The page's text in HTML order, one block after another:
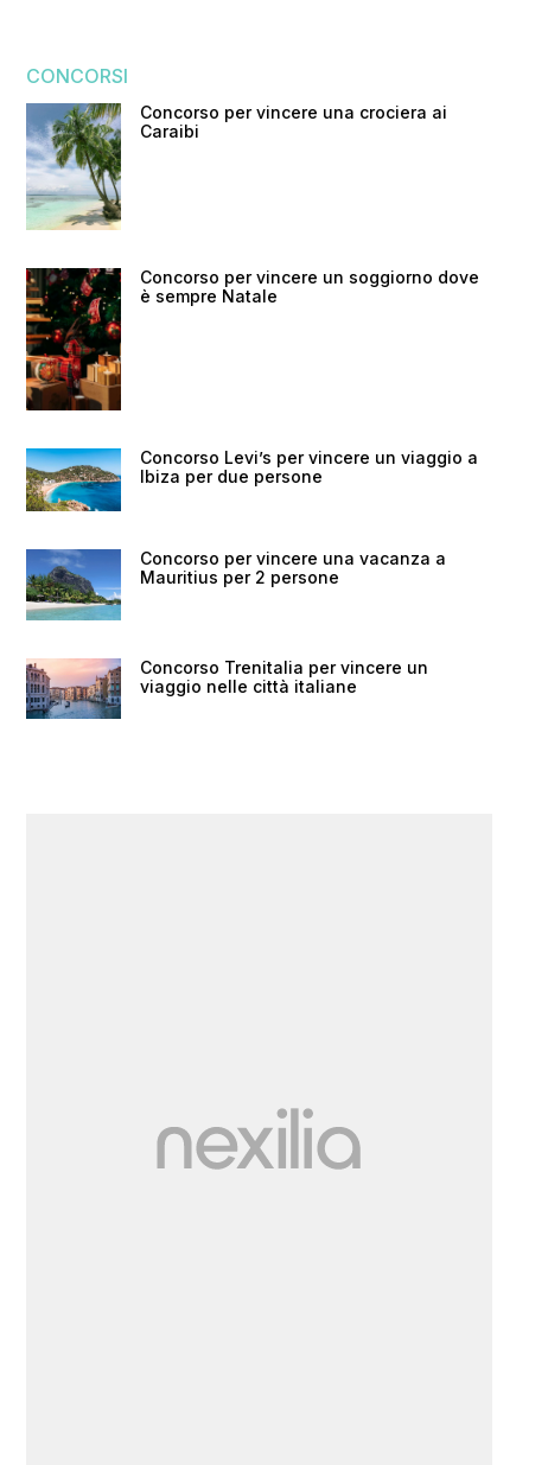
CONCORSI
Concorso per vincere una crociera ai
Caraibi
Concorso per vincere un soggiorno dove
è sempre Natale
Concorso Levi’s per vincere un viaggio a
Ibiza per due persone
Concorso per vincere una vacanza a
Mauritius per 2 persone
Concorso Trenitalia per vincere un
viaggio nelle città italiane